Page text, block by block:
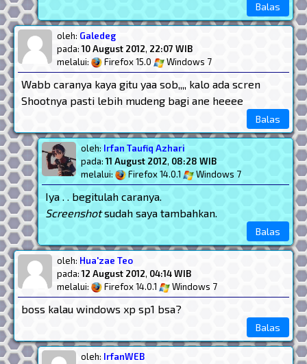
Balas
oleh: Galedeg
pada:10 August 2012, 22:07 WIB
melalui:
Firefox 15.0 Windows 7
Wabb caranya kaya gitu yaa sob,,,, kalo ada scren
Shootnya pasti lebih mudeng bagi ane heeee
Balas
oleh: Irfan Taufiq Azhari
pada:11 August 2012, 08:28 WIB
melalui:
Firefox 14.0.1 Windows 7
Iya . . begitulah caranya.
Screenshotsudah saya tambahkan.
Balas
oleh: Hua'zae Teo
pada:12 August 2012, 04:14 WIB
melalui:
Firefox 14.0.1 Windows 7
boss kalau windows xp sp1 bsa?
Balas
oleh: IrfanWEB